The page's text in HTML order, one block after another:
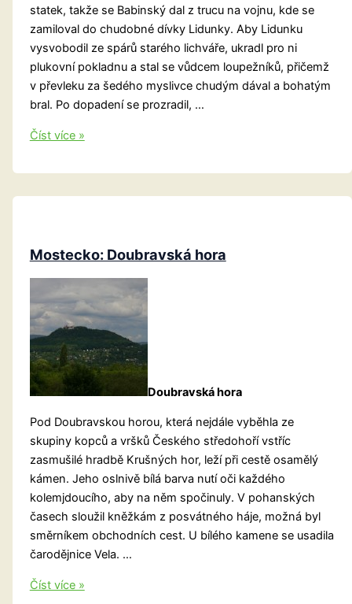
statek, takže se Babinský dal z trucu na vojnu, kde se
zamiloval do chudobné dívky Lidunky. Aby Lidunku
vysvobodil ze spárů starého lichváře, ukradl pro ni
plukovní pokladnu a stal se vůdcem loupežníků, přičemž
v převleku za šedého myslivce chudým dával a bohatým
bral. Po dopadení se prozradil, …
Litoměřicko:
Babinský
Číst více »
Mostecko: Doubravská hora
Doubravská hora
Pod Doubravskou horou, která nejdále vyběhla ze
skupiny kopců a vršků Českého středohoří vstříc
zasmušilé hradbě Krušných hor, leží při cestě osamělý
kámen. Jeho oslnivě bílá barva nutí oči každého
kolemjdoucího, aby na něm spočinuly. V pohanských
časech sloužil kněžkám z posvátného háje, možná byl
směrníkem obchodních cest. U bílého kamene se usadila
čarodějnice Vela. …
Mostecko:
Číst více »